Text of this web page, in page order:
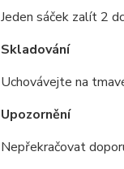
Jeden sáček zalít 2
Skladování
Uchovávejte na
Upozornění
Nepřekračovat